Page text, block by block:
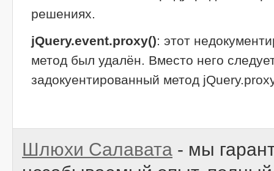
решениях.
jQuery.event.proxy(): этот
метод был удалён. Вместо него
задокуентированный метод
Шлюхи Салавата - мы